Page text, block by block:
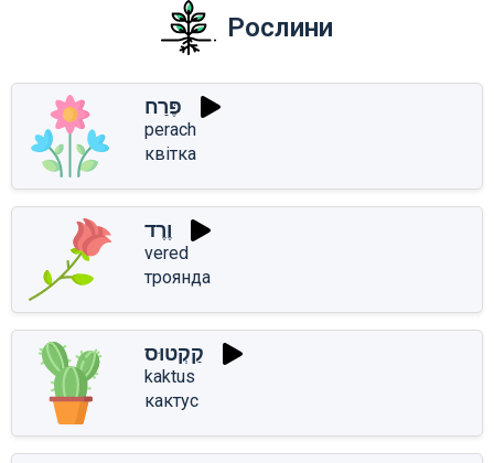
Рослини
פֶּרַח
perach
квітка
וֶרֶד
vered
троянда
קַקְטוּס
kaktus
кактус